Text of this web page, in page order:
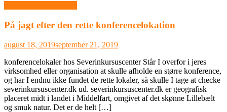
På jagt efter den rette konferencelokation
august 18, 2019september 21, 2019
konferencelokaler hos Severinkursuscenter Står I overfor i jeres
virksomhed eller organisation at skulle afholde en større konference,
og har I endnu ikke fundet de rette lokaler, så skulle I tage at checke
severinkursuscenter.dk ud. severinkursuscenter.dk er geografisk
placeret midt i landet i Middelfart, omgivet af det skønne Lillebælt
og smuk natur. Det er de helt […]